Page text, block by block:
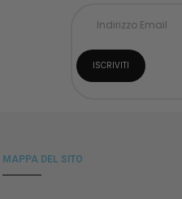
MAPPA DEL SITO